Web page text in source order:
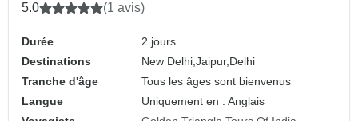
5.0 (1 avis)
Durée
2 jours
Destinations
New Delhi,Jaipur, Delhi
Tranche d'âge
Tous les âges sont bienvenus
Langue
Uniquement en : Anglais